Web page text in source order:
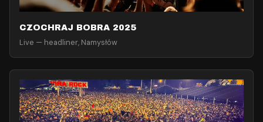
CZOCHRAJ BOBRA 2025
Live — headliner, Namysłów